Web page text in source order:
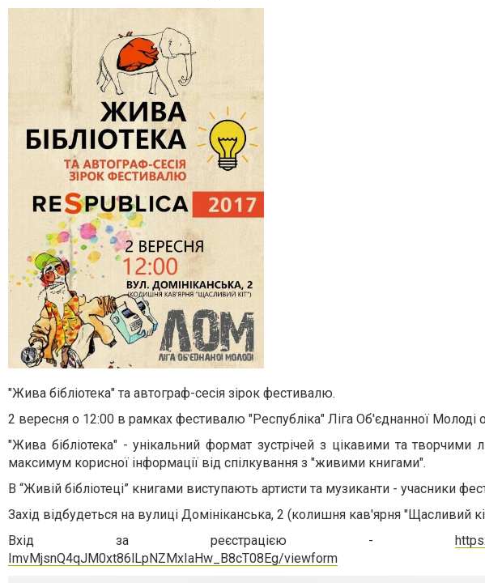
"Жива бібліотека" та автограф-сесія зірок фестивалю.
2 вересня о 12:00 в рамках фестивалю "Республіка" Ліга Об'єднанної Молоді
"Жива бібліотека" - унікальний формат зустрічей з цікавими та
максимум корисної інформації від спілкування з "живими книгами".
В “Живій бібліотеці” книгами виступають артисти та музиканти - учасники
Захід відбудеться на вулиці Домініканська, 2 (колишня кав'ярня "Щасливий
Вхід за реєстрацією -
ImvMjsnQ4qJM0xt86lLpNZMxIaHw_B8cT08Eg/viewform